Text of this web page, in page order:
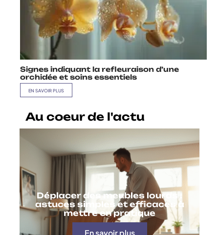
Signes indiquant la refleuraison d’une
orchidée et soins essentiels
EN SAVOIR PLUS
Au coeur de l'actu
Déplacer des meubles lourds :
astuces simples et efficaces à
mettre en pratique
En savoir plus